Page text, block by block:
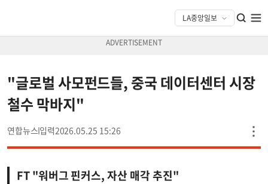
"글로벌 사모펀드들, 중국 데이터센터 시장
철수 막바지"
연합뉴스 2026.05.25 15:26
FT "워버그 핀커스, 자산 매각 추진"